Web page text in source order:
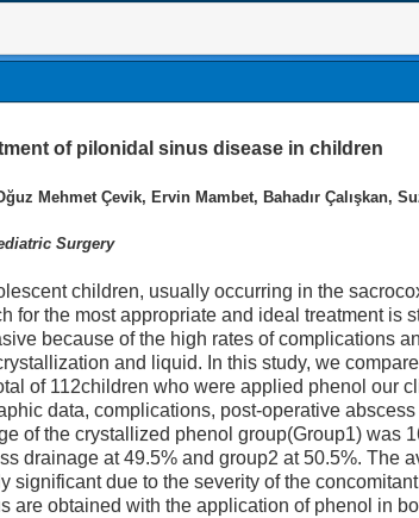
of pilonidal sinus disease in children
Mehmet Çevik, Ervin Mambet, Bahadır Çalışkan,
Surgery
children, usually occurring in the
for the most appropriate and ideal treatment is
because of the high rates of complications
and liquid. In this study, we
of 112children who were applied phenol our
data, complications, post-operative
of the crystallized phenol group(Group1) was
drainage at 49.5% and group2 at 50.5%. The
due to the severity of the
obtained with the application of phenol in